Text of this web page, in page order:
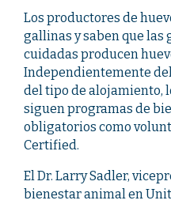
Los productores de
gallinas y saben que las
cuidadas producen
Independientemente
del tipo de alojamiento,
siguen programas de
obligatorios como
Certified.
El Dr. Larry Sadler,
bienestar animal en